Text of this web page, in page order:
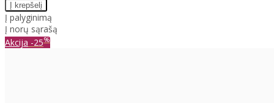
Į palyginimą
Į norų sąrašą
Akcija -25%